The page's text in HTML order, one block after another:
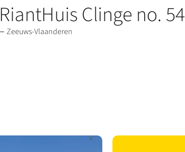
RiantHuis Clinge no. 54
Zeeuws-Vlaanderen